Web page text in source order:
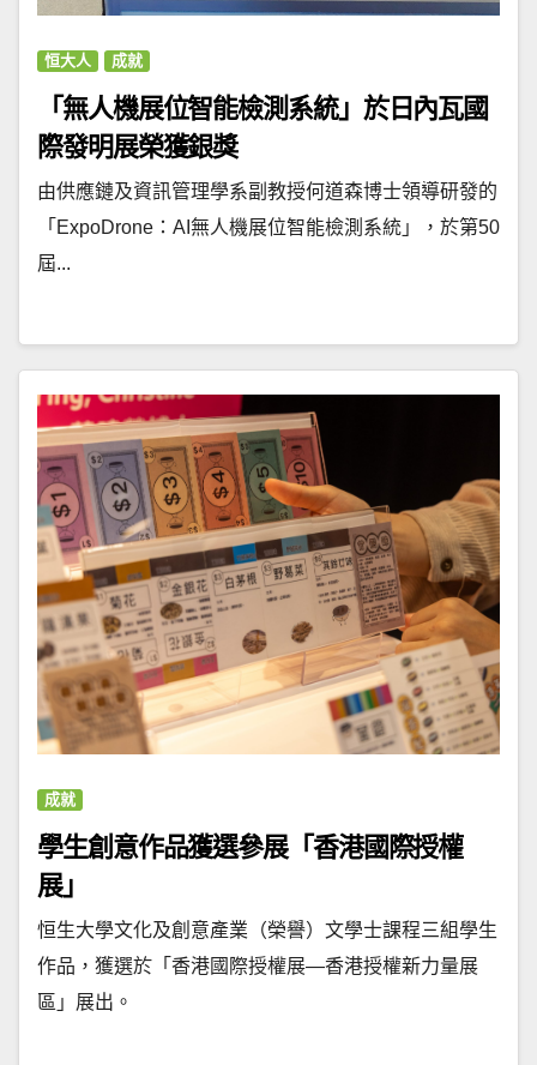
恒大人 成就
「無人機展位智能檢測系統」於日內瓦國
際發明展榮獲銀獎
由供應鏈及資訊管理學系副教授何道森博士領導研發的
「ExpoDrone：AI無人機展位智能檢測系統」，於第50
屆...
成就
學生創意作品獲選參展「香港國際授權
展」
恒生大學文化及創意產業（榮譽）文學士課程三組學生
作品，獲選於「香港國際授權展—香港授權新力量展
區」展出。